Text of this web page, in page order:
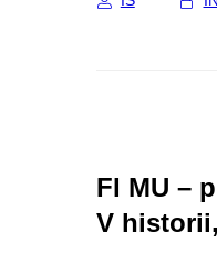
FI MU –
V